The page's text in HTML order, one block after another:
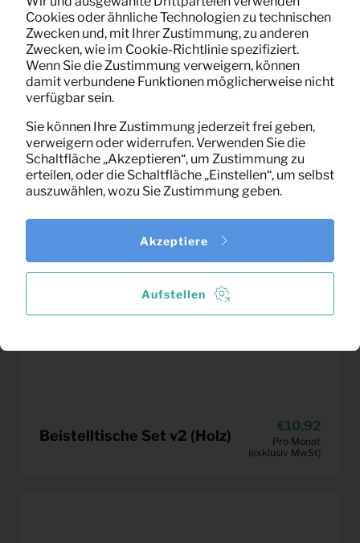
Tischleuchte REDA
(schwarz)
2,17
Pro Monat
(exklusiv MwSt)
Beistelltische Set v2 (Holz)
10,92
Pro Monat
(exklusiv MwSt)
Cookies oder ähnliche Technologien zu technischen
Zwecken und, mit Ihrer Zustimmung, zu anderen
Zwecken, wie im Cookie-Richtlinie spezifiziert.
Wenn Sie die Zustimmung verweigern, können
damit verbundene Funktionen möglicherweise nicht
verfügbar sein.
Sie können Ihre Zustimmung jederzeit frei geben,
verweigern oder widerrufen. Verwenden Sie die
Schaltfläche „Akzeptieren“, um Zustimmung zu
erteilen, oder die Schaltfläche „Einstellen“, um selbst
auszuwählen, wozu Sie Zustimmung geben.
Aufstellen
Akzeptiere